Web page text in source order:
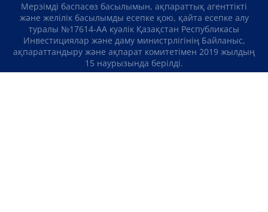
Мерзімді баспасөз басылымын, ақпараттық агенттікті
және желілік басылымды есепке қою, қайта есепке алу
туралы №17614-АА куәлік Қазақстан Республикасы
Инвестициялар және даму министрлігінің Байланыс,
ақпараттандыру және ақпарат комитетімен 2019 жылдың
15 наурызында берілді.